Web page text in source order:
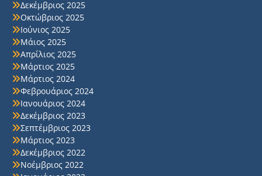
Δεκέμβριος 2025
Οκτώβριος 2025
Ιούνιος 2025
Μάιος 2025
Απρίλιος 2025
Μάρτιος 2025
Μάρτιος 2024
Φεβρουάριος 2024
Ιανουάριος 2024
Δεκέμβριος 2023
Σεπτέμβριος 2023
Μάρτιος 2023
Δεκέμβριος 2022
Νοέμβριος 2022